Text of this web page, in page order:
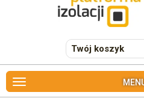
Twój koszyk